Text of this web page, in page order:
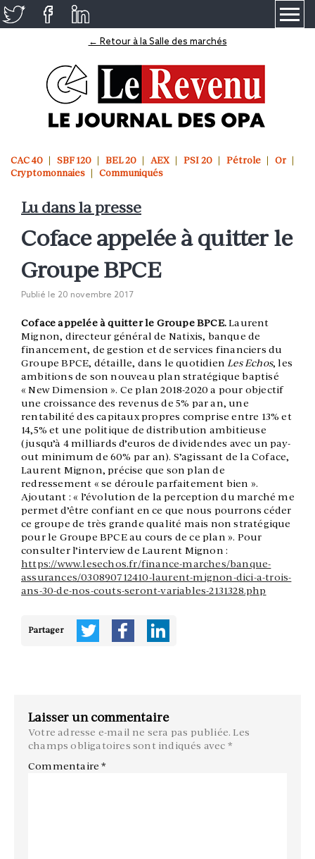
← Retour à la Salle des marchés
CAC 40 SBF 120 BEL 20 AEX PSI 20 Pétrole
Or
Cryptomonnaies
Communiqués
Lu dans la presse
Coface appelée à quitter le
Groupe BPCE
Publié le 20 novembre 2017
Coface appelée à quitter le Groupe BPCE.Laurent
Mignon, directeur général de Natixis, banque de
financement, de gestion et de services financiers du
Groupe BPCE, détaille, dans le quotidien Les Echos, les
ambitions de son nouveau plan stratégique baptisé
« New Dimension ». Ce plan 2018-2020 a pour objectif
une croissance des revenus de 5% par an, une
rentabilité des capitaux propres comprise entre 13% et
14,5% et une politique de distribution ambitieuse
(jusqu’à 4 milliards d’euros de dividendes avec un pay-
out minimum de 60% par an). S’agissant de la Coface,
Laurent Mignon, précise que son plan de
redressement « se déroule parfaitement bien ».
Ajoutant : « l’évolution de la perception du marché me
permet d’être confiant en ce que nous pourrons céder
ce groupe de très grande qualité mais non stratégique
pour le Groupe BPCE au cours de ce plan ». Pour
consulter l’interview de Laurent Mignon :
https://www.lesechos.fr/finance-marches/banque-
assurances/030890712410-laurent-mignon-dici-a-trois-
ans-30-de-nos-couts-seront-variables-2131328.php
Partager
Laisser un commentaire
Votre adresse e-mail ne sera pas publiée. Les
champs obligatoires sont indiqués avec *
Commentaire*